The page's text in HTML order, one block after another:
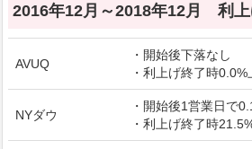
2016年12月～2018年12月 利上
AVUQ
・開始後下落なし
・利上げ終了時0.0%
NYダウ
・開始後1営業日で
・利上げ終了時